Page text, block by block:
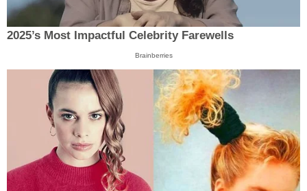
2025’s Most Impactful Celebrity Farewells
Brainberries